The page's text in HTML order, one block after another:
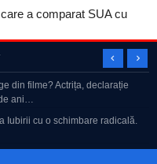
a comparat SUA cu
apă din Dunăre? Și cine fură
Dan Dungaciu: “Singura
din filme? Actrița, declarație
ani…
Iubirii cu o schimbare radicală.